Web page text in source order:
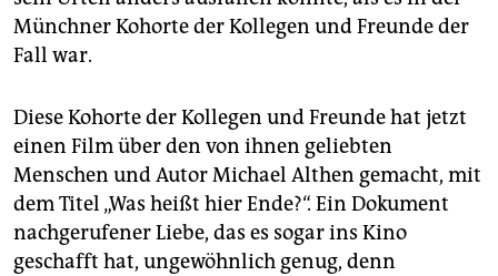
Münchner Kohorte der Kollegen und Freunde der
Fall war.
Diese Kohorte der Kollegen und Freunde hat jetzt
einen Film über den von ihnen geliebten
Menschen und Autor Michael Althen gemacht, mit
dem Titel „Was heißt hier Ende?“. Ein Dokument
nachgerufener Liebe, das es sogar ins Kino
geschafft hat, ungewöhnlich genug, denn